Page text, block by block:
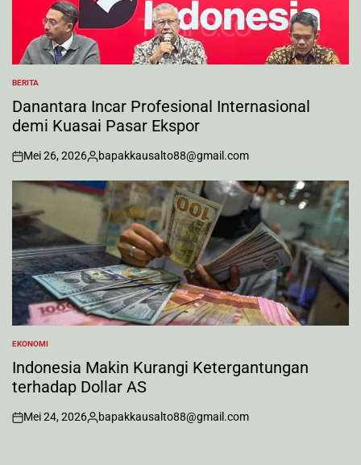
POSTED
IN
BERITA
Danantara Incar Profesional Internasional
demi Kuasai Pasar Ekspor
on
Mei 26, 2026
Posted
by
bapakkausalto88@gmail.com
POSTED
IN
EKONOMI
Indonesia Makin Kurangi Ketergantungan
terhadap Dollar AS
on
Mei 24, 2026
Posted
bapakkausalto88@gmail.com